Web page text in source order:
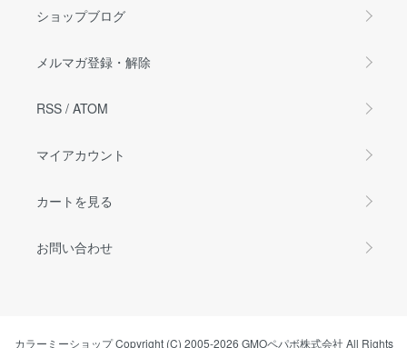
ショップブログ
メルマガ登録・解除
RSS / ATOM
マイアカウント
カートを見る
お問い合わせ
カラーミーショップCopyright (C) 2005-2026 GMOペパボ株式会社 All Rights